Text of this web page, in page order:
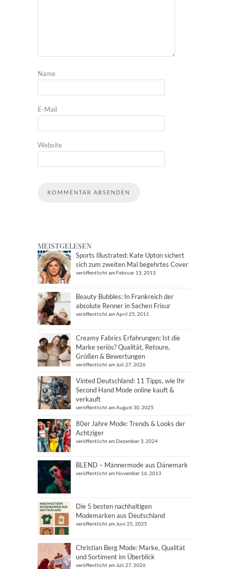
Name
E-Mail
Website
MEISTGELESEN
Sports Illustrated: Kate Upton sichert
sich zum zweiten Mal begehrtes Cover
veröffentlicht am Februar 13, 2013
Beauty Bubbles: In Frankreich der
absolute Renner in Sachen Frisur
veröffentlicht am April 25, 2011
Creamy Fabrics Erfahrungen: Ist die
Marke seriös? Qualität, Retoure,
Größen & Bewertungen
veröffentlicht am Juli 27, 2026
Vinted Deutschland: 11 Tipps, wie Ihr
Second Hand Mode online kauft &
verkauft
veröffentlicht am August 30, 2025
80er Jahre Mode: Trends & Looks der
Achtziger
veröffentlicht am Dezember 3, 2024
BLEND – Männermode aus Dänemark
veröffentlicht am November 16, 2013
Die 5 besten nachhaltigen
Modemarken aus Deutschland
veröffentlicht am Juni 25, 2025
Christian Berg Mode: Marke, Qualität
und Sortiment im Überblick
veröffentlicht am Juli 27, 2026